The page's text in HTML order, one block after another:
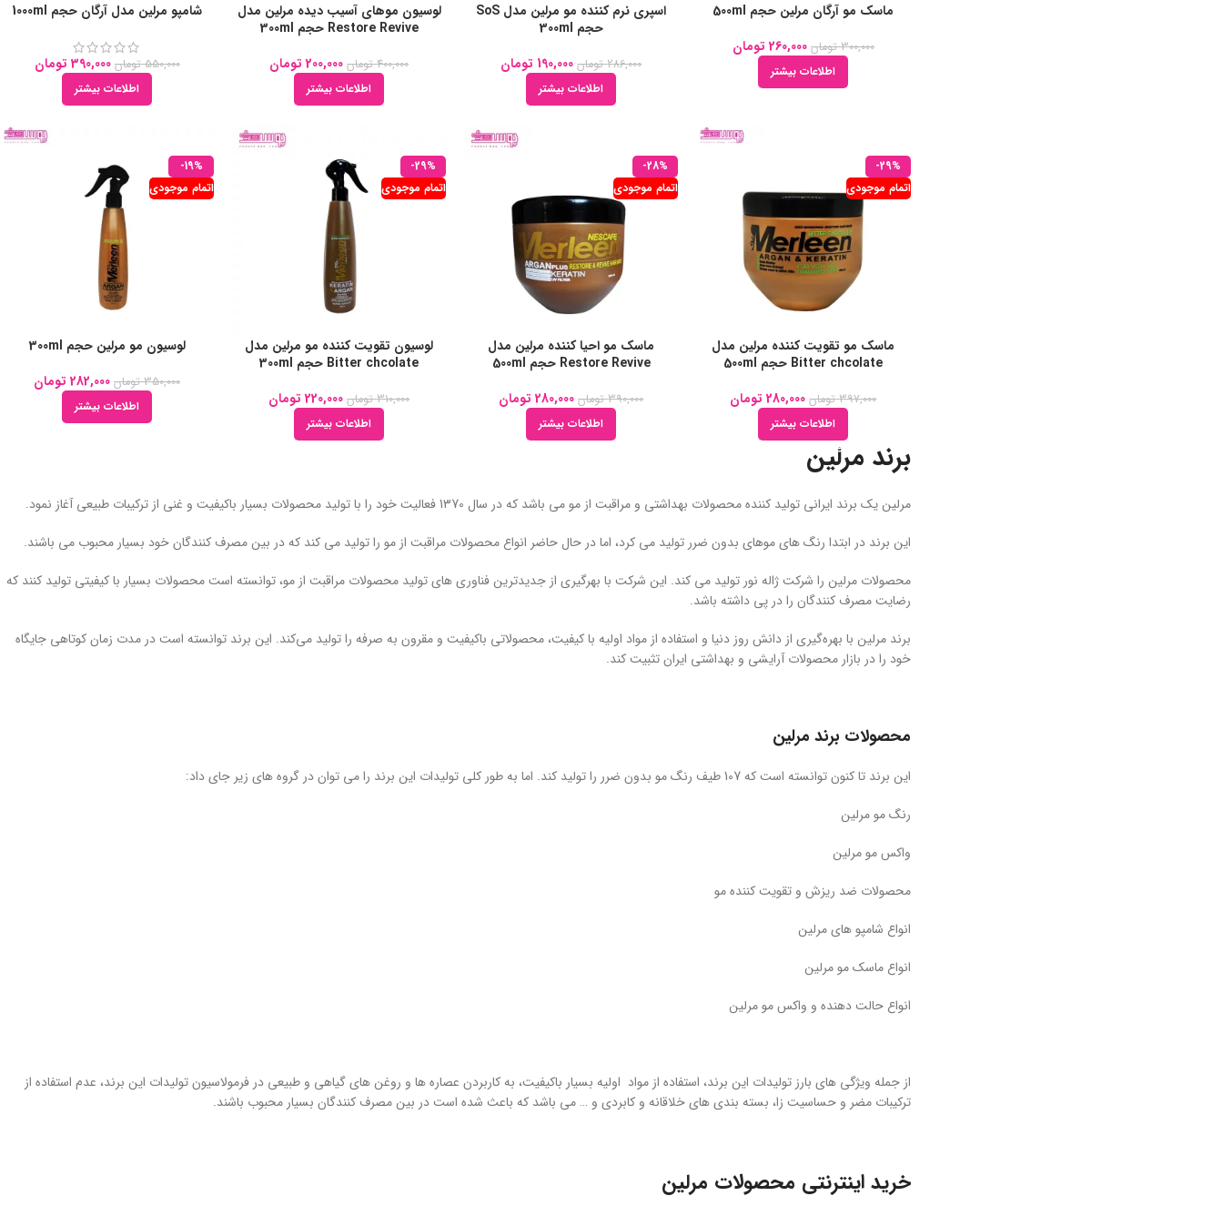
ماسک مو آرگان مرلین حجم 500ml
300,000 تومان 260,000 تومان
اطلاعات بیشتر
اسپری نرم کننده مو مرلین مدل SoS
حجم 300ml
286,000 تومان 190,000 تومان
اطلاعات بیشتر
لوسیون موهای آسیب دیده مرلین مدل
Restore Revive حجم 300ml
400,000 تومان 200,000 تومان
اطلاعات بیشتر
شامپو مرلین مدل آرگان حجم 1000ml
550,000 تومان 390,000 تومان
اطلاعات بیشتر
-29%
اتمام موجودی
ماسک مو تقویت کننده مرلین مدل
Bitter chcolate حجم 500ml
397,000 تومان 280,000 تومان
اطلاعات بیشتر
-28%
اتمام موجودی
ماسک مو احیا کننده مرلین مدل
Restore Revive حجم 500ml
390,000 تومان 280,000 تومان
اطلاعات بیشتر
-29%
اتمام موجودی
لوسیون تقویت کننده مو مرلین مدل
Bitter chcolate حجم 300ml
310,000 تومان 220,000 تومان
اطلاعات بیشتر
-19%
اتمام موجودی
لوسیون مو مرلین حجم 300ml
350,000 تومان 282,000 تومان
اطلاعات بیشتر
برند مرلین
مرلین یک برند ایرانی تولید کننده محصولات بهداشتی و مراقبت از مو می باشد که در سال 1370 فعالیت خود را با تولید محصولات بسیار باکیفیت و غنی از ترکیبات طبیعی آغاز نمود.
این برند در ابتدا رنگ های موهای بدون ضرر تولید می کرد، اما در حال حاضر انواع محصولات مراقبت از مو را تولید می کند که در بین مصرف کنندگان خود بسیار محبوب می باشند.
محصولات مرلین را شرکت ژاله نور تولید می کند. این شرکت با بهرگیری از جدیدترین فناوری های تولید محصولات مراقبت از مو، توانسته است محصولات بسیار با کیفیتی تولید کنند که
رضایت مصرف کنندگان را در پی داشته باشد.
برند مرلین با بهره‌گیری از دانش روز دنیا و استفاده از مواد اولیه با کیفیت، محصولاتی باکیفیت و مقرون به صرفه را تولید می‌کند. این برند توانسته است در مدت زمان کوتاهی جایگاه
خود را در بازار محصولات آرایشی و بهداشتی ایران تثبیت کند.
محصولات برند مرلین
این برند تا کنون توانسته است که 107 طیف رنگ مو بدون ضرر را تولید کند. اما به طور کلی تولیدات این برند را می توان در گروه های زیر جای داد:
رنگ مو مرلین
واکس مو مرلین
محصولات ضد ریزش و تقویت کننده مو
انواع شامپو های مرلین
انواع ماسک مو مرلین
انواع حالت دهنده و واکس مو مرلین
از جمله ویژگی های بارز تولیدات این برند، استفاده از مواد اولیه بسیار باکیفیت، به کاربردن عصاره ها و روغن های گیاهی و طبیعی در فرمولاسیون تولیدات این برند، عدم استفاده از
ترکیبات مضر و حساسیت زا، بسته بندی های خلاقانه و کابردی و … می باشد که باعث شده است در بین مصرف کنندگان بسیار محبوب باشند.
خرید اینترنتی محصولات مرلین